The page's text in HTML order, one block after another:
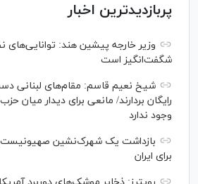
پربازدیدترین اخبار
وزیر خارجه پیشین هند: توانایی‌های
شگفت‌انگیز است
شیخ نعیم قاسم: مقام‌های لبنانی
رایگان بردارند/ مانعی برای دیدار میان
وجود ندارد
بازداشت یک شهرک‌نشین صهیونیست
برای ایران